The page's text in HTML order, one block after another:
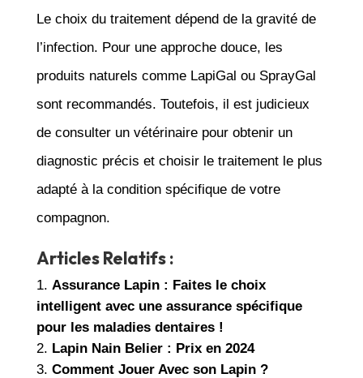
Le choix du traitement dépend de la gravité de
l’infection. Pour une approche douce, les
produits naturels comme LapiGal ou SprayGal
sont recommandés. Toutefois, il est judicieux
de consulter un vétérinaire pour obtenir un
diagnostic précis et choisir le traitement le plus
adapté à la condition spécifique de votre
compagnon.
Articles Relatifs :
Assurance Lapin : Faites le choix
intelligent avec une assurance spécifique
pour les maladies dentaires !
Lapin Nain Belier : Prix en 2024
Comment Jouer Avec son Lapin ?